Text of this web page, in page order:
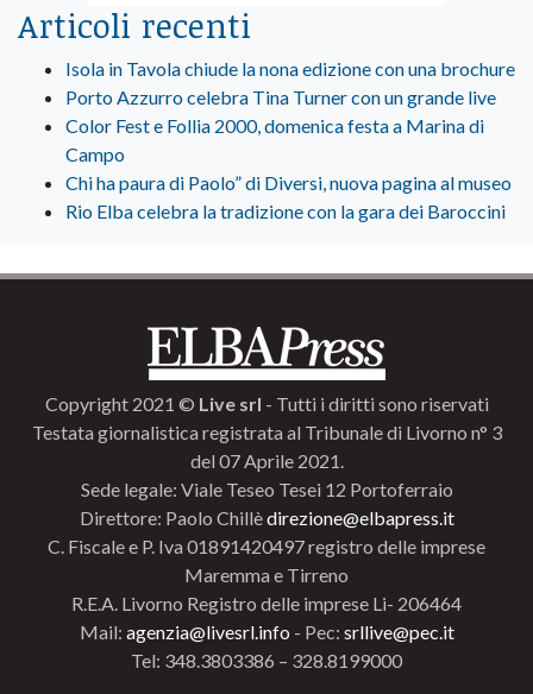
Articoli recenti
Isola in Tavola chiude la nona edizione con una brochure
Porto Azzurro celebra Tina Turner con un grande live
Color Fest e Follia 2000, domenica festa a Marina di
Campo
Chi ha paura di Paolo” di Diversi, nuova pagina al museo
Rio Elba celebra la tradizione con la gara dei Baroccini
Copyright 2021 © Live srl - Tutti i diritti sono riservati
Testata giornalistica registrata al Tribunale di Livorno n° 3
del 07 Aprile 2021.
Sede legale: Viale Teseo Tesei 12 Portoferraio
Direttore: Paolo Chillèdirezione@elbapress.it
C. Fiscale e P. Iva 01891420497 registro delle imprese
Maremma e Tirreno
R.E.A. Livorno Registro delle imprese Li- 206464
Mail: agenzia@livesrl.info - Pec: srllive@pec.it
Tel: 348.3803386 – 328.8199000